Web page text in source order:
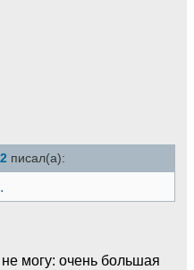
писал(а):
могу: очень большая